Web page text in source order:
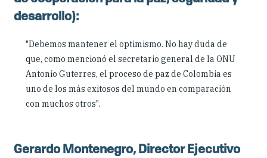
desarrollo):
"Debemos mantener el optimismo. No hay duda de
que, como mencionó el secretario general de la ONU
Antonio Guterres, el proceso de paz de Colombia es
uno de los más exitosos del mundo en comparación
con muchos otros".
Gerardo Montenegro, Director Ejecutivo